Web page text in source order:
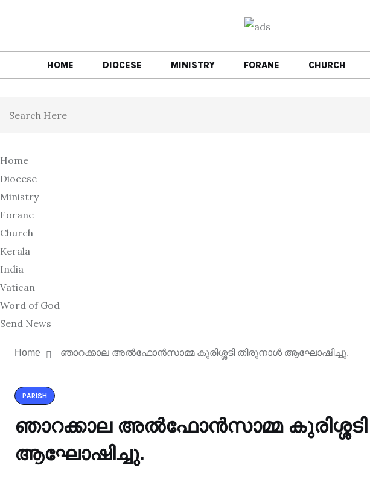
HOME DIOCESE MINISTRY FORANE CHURCH
Home
Diocese
Ministry
Forane
Church
Kerala
India
Vatican
Word of God
Send News
Home ഞാറക്കാല അൽഫോൻസാമ്മ കുരിശ്ശടി തിരുനാൾ ആഘോഷിച്ചു.
PARISH
ഞാറക്കാല അൽഫോൻസാമ്മ
ആഘോഷിച്ചു.